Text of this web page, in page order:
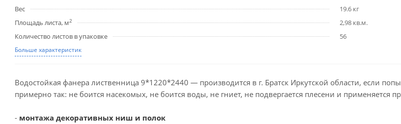
Вес
19.6 кг
Площадь листа, м2
2,98 кв.м.
Количество листов в упаковке
56
Больше характеристик
Водостойкая фанера лиственница 9*1220*2440 — производится в г. Братск Иркутской области, если
примерно так: не боится насекомых, не боится воды, не гниет, не подвергается плесени и применяется
- монтажа декоративных ниш и полок